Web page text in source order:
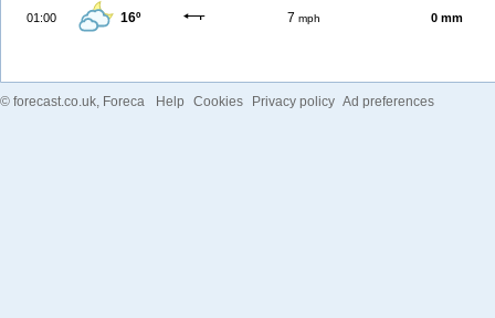
01:00 16º 7 mph 0 mm
© forecast.co.uk , Foreca Help Cookies Privacy policy Ad preferences